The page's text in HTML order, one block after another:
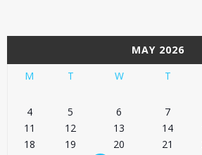
MAY 2026
M
T W T
4
5 6 7
11
12 13 14
18
19 20 21